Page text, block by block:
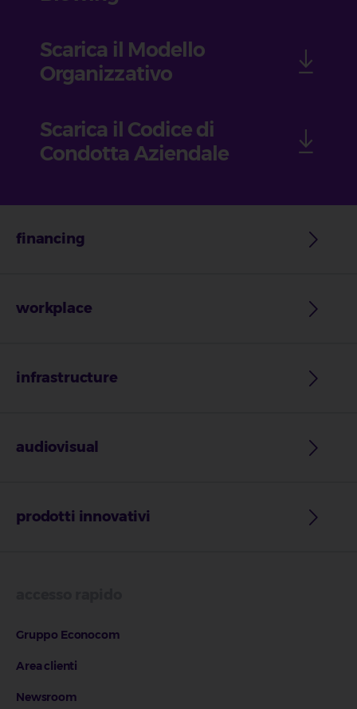
Scarica il Modello
Organizzativo
Scarica il Codice di
Condotta Aziendale
financing
workplace
infrastructure
audiovisual
prodotti innovativi
Gruppo Econocom
Area clienti
Newsroom